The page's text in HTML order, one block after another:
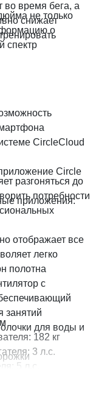
во время бега, а
снижает
не только
о
спектр
CircleCloud
Circle
приложения:
разгоняться до
потребности
отображает все
легко
полотна
с
занятий
для воды и
ширину,
182 кг
3 л.с.
5 л.с.